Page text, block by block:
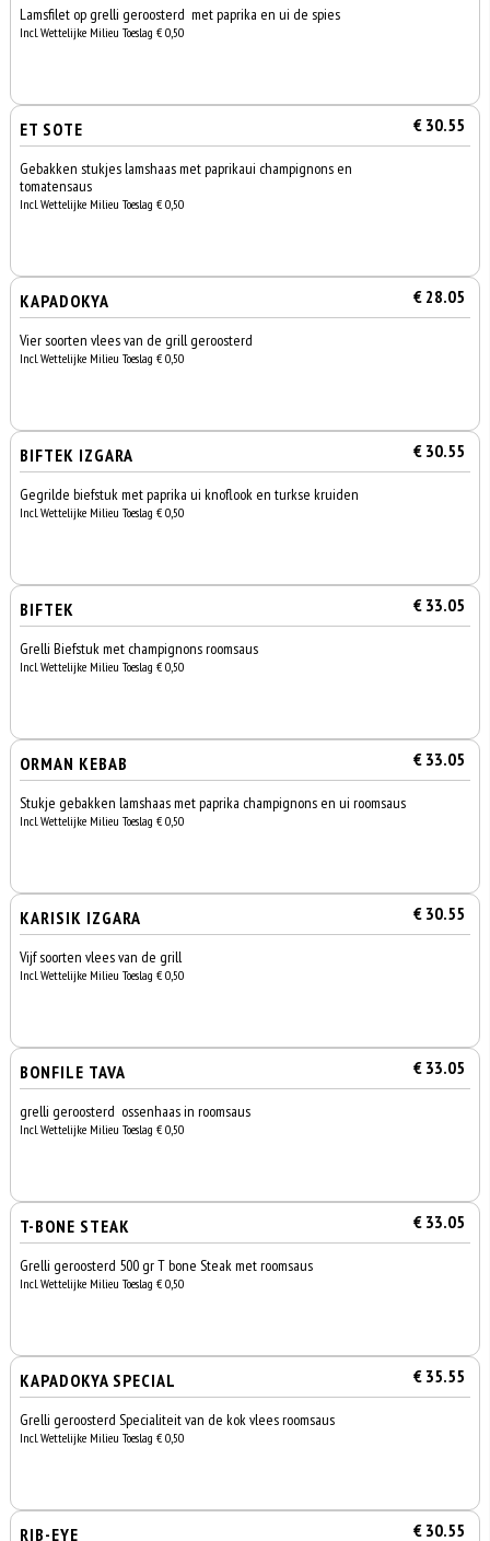
Lamsfilet op grelli geroosterd met paprika en ui de spies
Incl. Wettelijke Milieu Toeslag € 0,50
ET SOTE € 30.55
Gebakken stukjes lamshaas met paprikaui champignons en
tomatensaus
Incl. Wettelijke Milieu Toeslag € 0,50
KAPADOKYA € 28.05
Vier soorten vlees van de grill geroosterd
Incl. Wettelijke Milieu Toeslag € 0,50
BIFTEK IZGARA € 30.55
Gegrilde biefstuk met paprika ui knoflook en turkse kruiden
Incl. Wettelijke Milieu Toeslag € 0,50
BIFTEK € 33.05
Grelli Biefstuk met champignons roomsaus
Incl. Wettelijke Milieu Toeslag € 0,50
ORMAN KEBAB € 33.05
Stukje gebakken lamshaas met paprika champignons en ui roomsaus
Incl. Wettelijke Milieu Toeslag € 0,50
KARISIK IZGARA € 30.55
Vijf soorten vlees van de grill
Incl. Wettelijke Milieu Toeslag € 0,50
BONFILE TAVA € 33.05
grelli geroosterd ossenhaas in roomsaus
Incl. Wettelijke Milieu Toeslag € 0,50
T-BONE STEAK € 33.05
Grelli geroosterd 500 gr T bone Steak met roomsaus
Incl. Wettelijke Milieu Toeslag € 0,50
KAPADOKYA SPECIAL € 35.55
Grelli geroosterd Specialiteit van de kok vlees roomsaus
Incl. Wettelijke Milieu Toeslag € 0,50
RIB-EYE € 30.55